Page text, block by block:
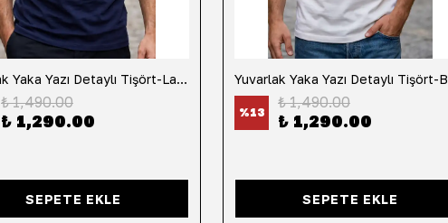
Yuvarlak Yaka Yazı Detaylı Tişört-Lacivert
₺ 1,490.00
₺ 1,290.00
SEPETE EKLE
%13
₺ 1,490.00
₺ 1,290.00
SEPETE EKLE